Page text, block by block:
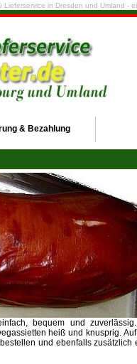
in Dresden und Umland -
& Bezahlung
bequem und
heiß und knusprig.
und ebenfalls zusätzlich